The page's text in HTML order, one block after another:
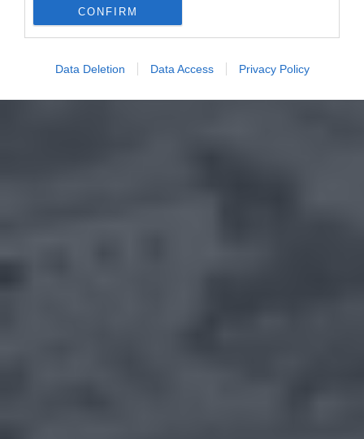
CONFIRM
Data Deletion Data Access Privacy Policy